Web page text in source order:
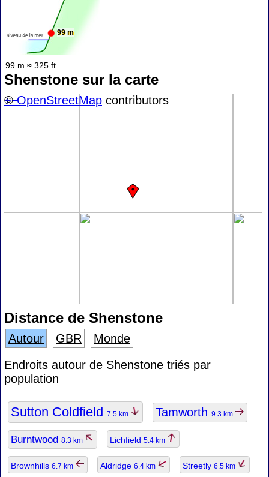
99 m
99 m ≈ 325 ft
Shenstone sur la carte
+−
©OpenStreetMap contributors
Distance de Shenstone
Autour GBR
Monde
Endroits autour de Shenstone triés par
population
Sutton Coldfield 7.5 km Tamworth 9.3 km
Burntwood 8.3 km Lichfield 5.4 km
Brownhills 6.7 km Aldridge 6.4 km Streetly 6.5 km